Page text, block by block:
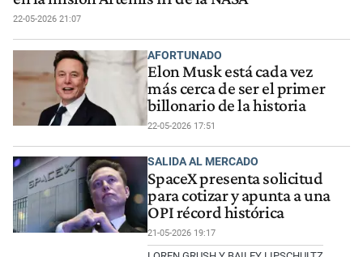
22-05-2026 21:07
AFORTUNADO
Elon Musk está cada vez
más cerca de ser el primer
billonario de la historia
22-05-2026 17:51
SALIDA AL MERCADO
SpaceX presenta solicitud
para cotizar y apunta a una
OPI récord histórica
21-05-2026 19:17